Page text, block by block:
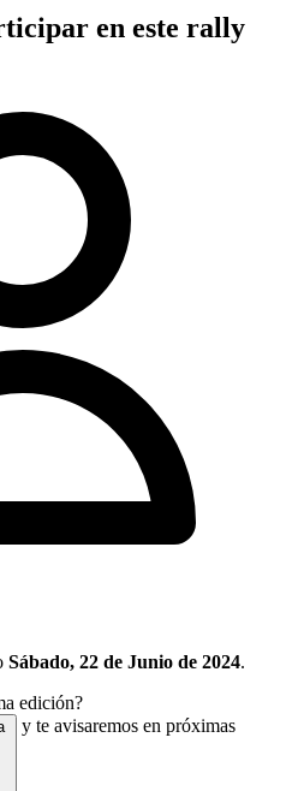
en este rally
Sábado, 22 de Junio de 2024.
edición?
y te avisaremos en próximas